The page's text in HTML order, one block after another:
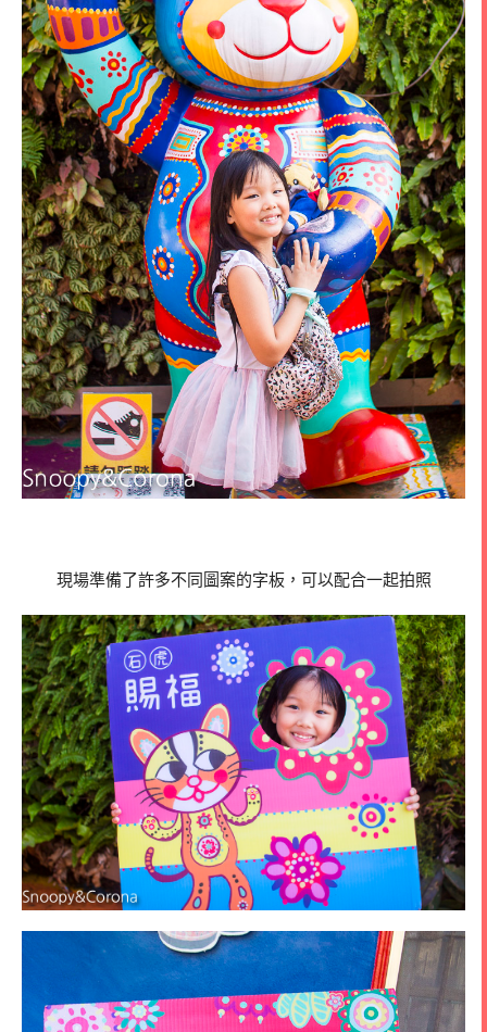
現場準備了許多不同圖案的字板，可以配合一起拍照